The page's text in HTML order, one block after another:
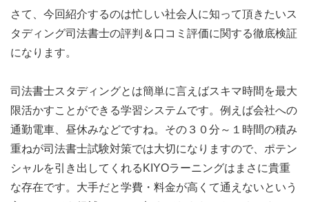
さて、今回紹介するのは忙しい社会人に知って頂きたいス
タディング司法書士の評判＆口コミ評価に関する徹底検証
になります。
司法書士スタディングとは簡単に言えばスキマ時間を最大
限活かすことができる学習システムです。例えば会社への
通勤電車、昼休みなどですね。その３０分～１時間の積み
重ねが司法書士試験対策では大切になりますので、ポテン
シャルを引き出してくれるKIYOラーニングはまさに貴重
な存在です。大手だと学費・料金が高くて通えないという